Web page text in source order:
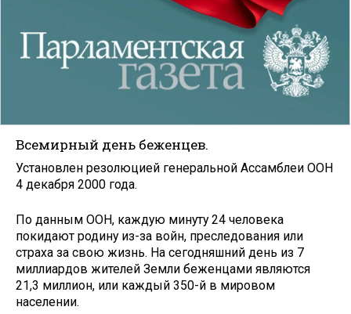
Всемирный день беженцев.
Установлен резолюцией генеральной Ассамблеи ООН
4 декабря 2000 года.
По данным ООН, каждую минуту 24 человека
покидают родину из-за войн, преследования или
страха за свою жизнь. На сегодняшний день из 7
миллиардов жителей Земли беженцами являются
21,3 миллион, или каждый 350-й в мировом
населении.